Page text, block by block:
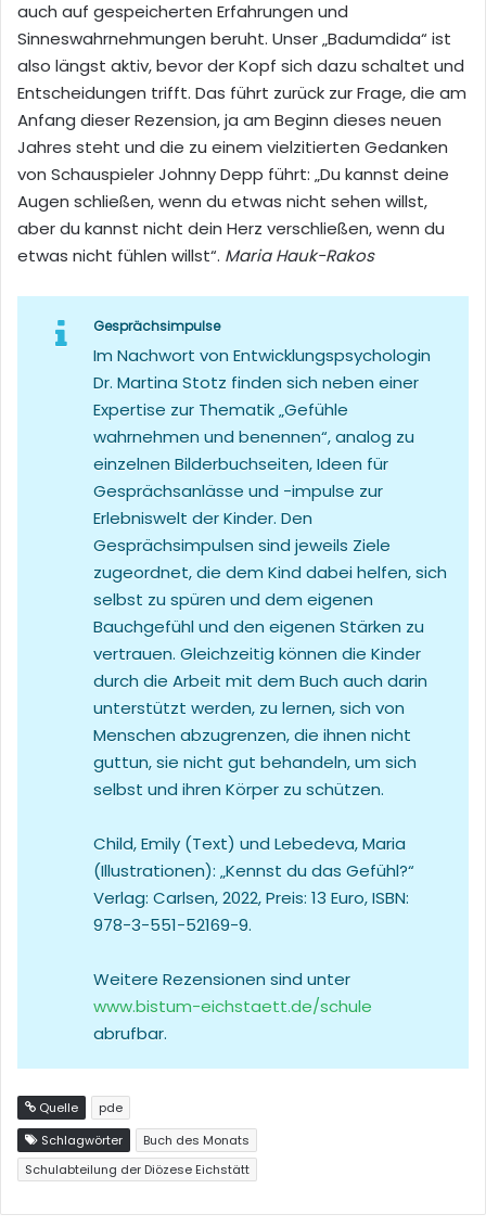
auch auf gespeicherten Erfahrungen und
Sinneswahrnehmungen beruht. Unser „Badumdida“ ist
also längst aktiv, bevor der Kopf sich dazu schaltet und
Entscheidungen trifft. Das führt zurück zur Frage, die am
Anfang dieser Rezension, ja am Beginn dieses neuen
Jahres steht und die zu einem vielzitierten Gedanken
von Schauspieler Johnny Depp führt: „Du kannst deine
Augen schließen, wenn du etwas nicht sehen willst,
aber du kannst nicht dein Herz verschließen, wenn du
etwas nicht fühlen willst“. Maria Hauk-Rakos
Gesprächsimpulse
Im Nachwort von Entwicklungspsychologin
Dr. Martina Stotz finden sich neben einer
Expertise zur Thematik „Gefühle
wahrnehmen und benennen“, analog zu
einzelnen Bilderbuchseiten, Ideen für
Gesprächsanlässe und -impulse zur
Erlebniswelt der Kinder. Den
Gesprächsimpulsen sind jeweils Ziele
zugeordnet, die dem Kind dabei helfen, sich
selbst zu spüren und dem eigenen
Bauchgefühl und den eigenen Stärken zu
vertrauen. Gleichzeitig können die Kinder
durch die Arbeit mit dem Buch auch darin
unterstützt werden, zu lernen, sich von
Menschen abzugrenzen, die ihnen nicht
guttun, sie nicht gut behandeln, um sich
selbst und ihren Körper zu schützen.
Child, Emily (Text) und Lebedeva, Maria
(Illustrationen): „Kennst du das Gefühl?“
Verlag: Carlsen, 2022, Preis: 13 Euro, ISBN:
978-3-551-52169-9.
Weitere Rezensionen sind unter
www.bistum-eichstaett.de/schule
abrufbar.
Quelle
pde
Schlagwörter
Buch des Monats
Schulabteilung der Diözese Eichstätt